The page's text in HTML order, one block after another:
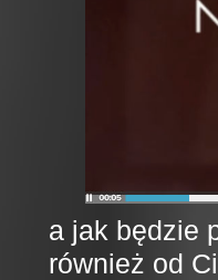
a jak będzie
również od